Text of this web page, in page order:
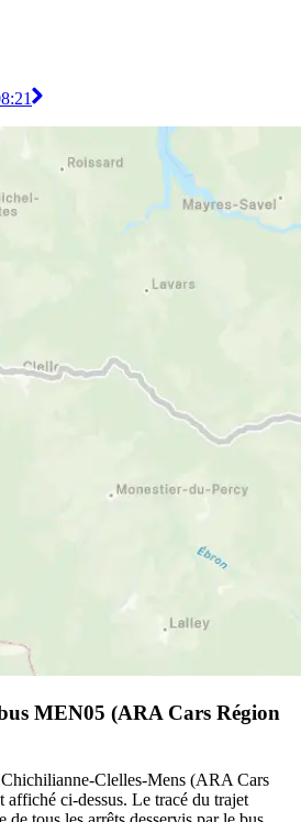
MEN05 (ARA Cars Région
Clelles-Mens (ARA Cars
affiché ci-dessus. Le tracé du trajet